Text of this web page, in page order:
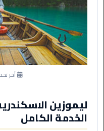
مطروح
حجز
ليموزين
مطار
سفنكس
ليموزين
الغردقة
آخر
ليموزين
الخدمة الكامل